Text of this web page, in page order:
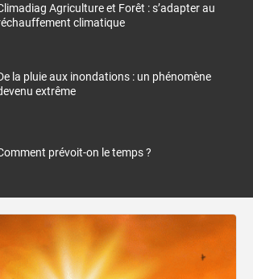
Agriculture et Forêt : s’adapter au
climatique
la pluie aux inondations : un phénomène
extrême
prévoit-on le temps ?